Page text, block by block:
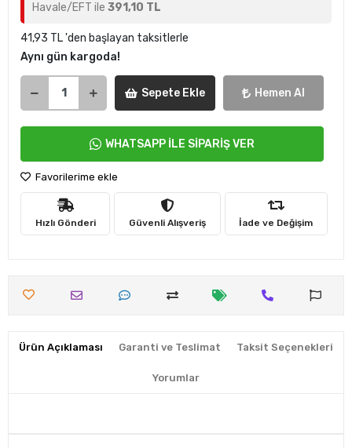
Havale/EFT ile 391,10 TL
41,93 TL 'den başlayan taksitlerle
Aynı gün kargoda!
Sepete Ekle Hemen Al
WHATSAPP İLE SİPARİŞ VER
Favorilerime ekle
Hızlı Gönderi Güvenli Alışveriş İade ve Değişim
Ürün Açıklaması Garanti ve Teslimat Taksit Seçenekleri
Yorumlar